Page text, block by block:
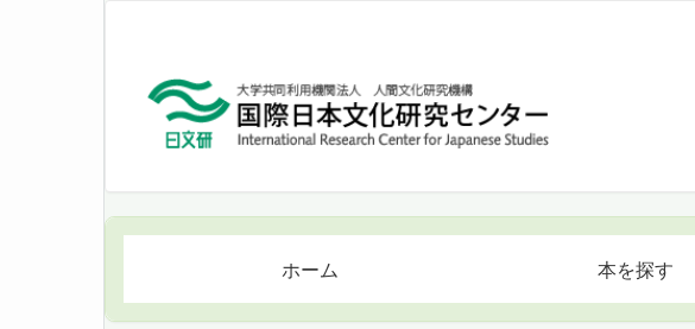
ホーム 本を探す